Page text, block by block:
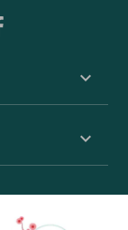
keyboard_arrow_down
keyboard_arrow_down
keyboard_arrow_down